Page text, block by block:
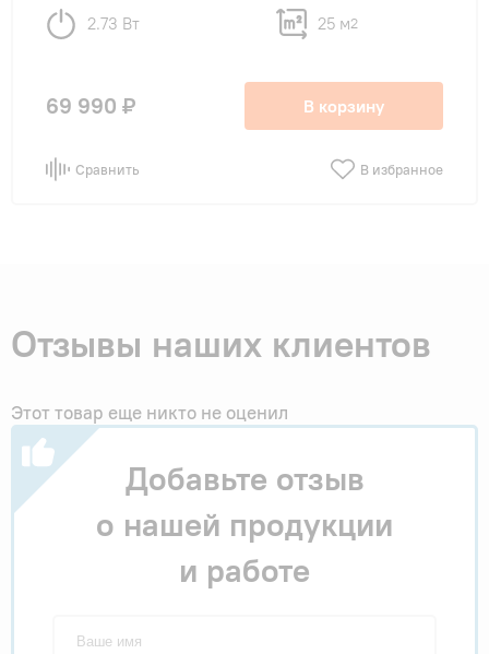
2.73 Вт 25 м2
69 990 ₽ В корзину
Сравнить В избранное
Отзывы наших клиентов
Этот товар еще никто не оценил
Добавьте отзыв
о нашей продукции
и работе